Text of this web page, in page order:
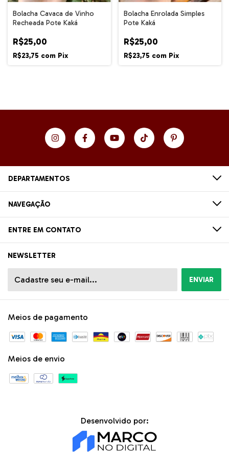
Bolacha Cavaca de Vinho
Recheada Pote Kaká
R$25,00
R$23,75 com Pix
Bolacha Enrolada Simples
Pote Kaká
R$25,00
R$23,75 com Pix
DEPARTAMENTOS
NAVEGAÇÃO
ENTRE EM CONTATO
NEWSLETTER
Meios de pagamento
Meios de envio
Desenvolvido por: